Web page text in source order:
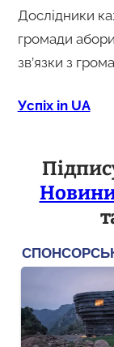
Дослідники
громади
зв’язки з
Успіх in UA